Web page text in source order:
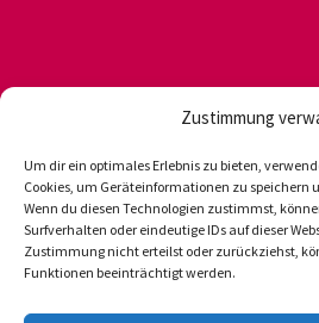
Zustimmung
Um dir ein optimales Erlebnis zu bieten,
Cookies, um Geräteinformationen zu speichern
Wenn du diesen Technologien zustimmst,
Surfverhalten oder eindeutige IDs auf dieser
Zustimmung nicht erteilst oder zurückziehst,
Funktionen beeinträchtigt werden.
Newsletter Datenschutz